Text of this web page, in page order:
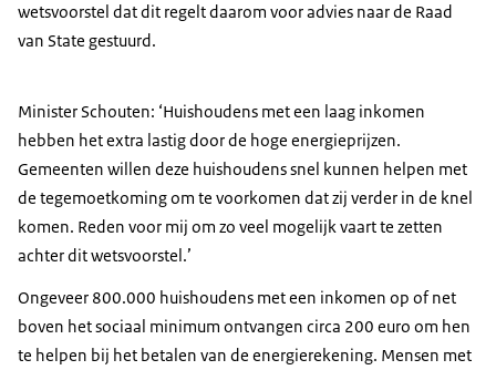
wetsvoorstel dat dit regelt daarom voor advies naar de Raad
van State gestuurd.
Minister Schouten: ‘Huishoudens met een laag inkomen
hebben het extra lastig door de hoge energieprijzen.
Gemeenten willen deze huishoudens snel kunnen helpen met
de tegemoetkoming om te voorkomen dat zij verder in de knel
komen. Reden voor mij om zo veel mogelijk vaart te zetten
achter dit wetsvoorstel.’
Ongeveer 800.000 huishoudens met een inkomen op of net
boven het sociaal minimum ontvangen circa 200 euro om hen
te helpen bij het betalen van de energierekening. Mensen met